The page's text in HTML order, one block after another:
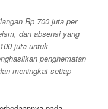
Rp 700 juta per
dan absensi yang
juta untuk
penghematan
meningkat setiap